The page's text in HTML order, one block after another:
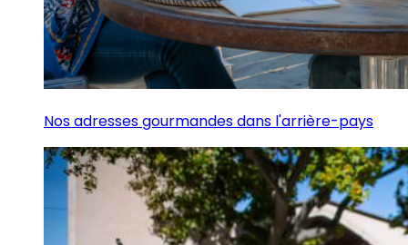
Nos adresses gourmandes dans l'arrière-pays